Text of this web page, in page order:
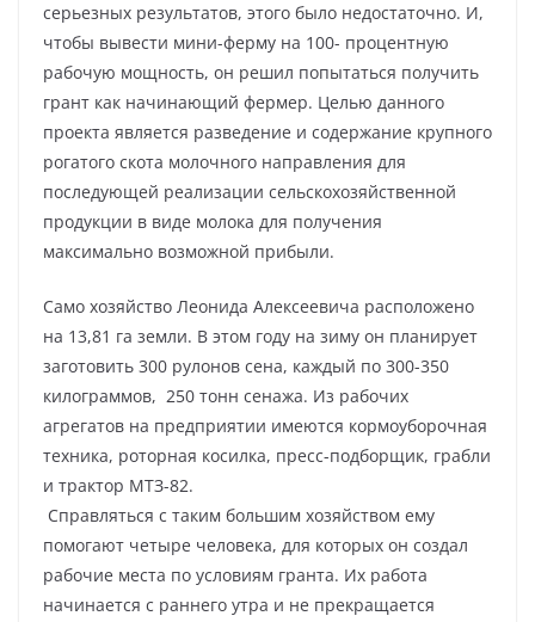
серьезных результатов, этого было недостаточно. И,
чтобы вывести мини-ферму на 100- процентную
рабочую мощность, он решил попытаться получить
грант как начинающий фермер. Целью данного
проекта является разведение и содержание крупного
рогатого скота молочного направления для
последующей реализации сельскохозяйственной
продукции в виде молока для получения
максимально возможной прибыли.
Само хозяйство Леонида Алексеевича расположено
на 13,81 га земли. В этом году на зиму он планирует
заготовить 300 рулонов сена, каждый по 300-350
килограммов, 250 тонн сенажа. Из рабочих
агрегатов на предприятии имеются кормоуборочная
техника, роторная косилка, пресс-подборщик, грабли
и трактор МТЗ-82.
Справляться с таким большим хозяйством ему
помогают четыре человека, для которых он создал
рабочие места по условиям гранта. Их работа
начинается с раннего утра и не прекращается